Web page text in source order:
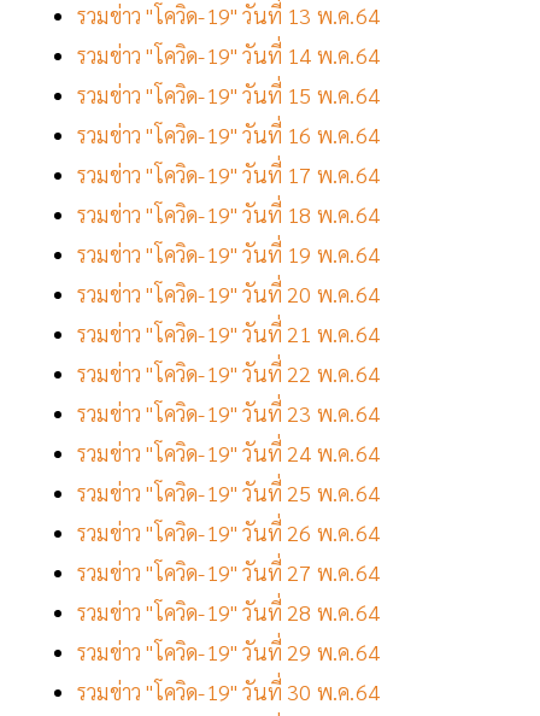
รวมข่าว "โควิด-19" วันที่ 13 พ.ค.64
รวมข่าว "โควิด-19" วันที่ 14 พ.ค.64
รวมข่าว "โควิด-19" วันที่ 15 พ.ค.64
รวมข่าว "โควิด-19" วันที่ 16 พ.ค.64
รวมข่าว "โควิด-19" วันที่ 17 พ.ค.64
รวมข่าว "โควิด-19" วันที่ 18 พ.ค.64
รวมข่าว "โควิด-19" วันที่ 19 พ.ค.64
รวมข่าว "โควิด-19" วันที่ 20 พ.ค.64
รวมข่าว "โควิด-19" วันที่ 21 พ.ค.64
รวมข่าว "โควิด-19" วันที่ 22 พ.ค.64
รวมข่าว "โควิด-19" วันที่ 23 พ.ค.64
รวมข่าว "โควิด-19" วันที่ 24 พ.ค.64
รวมข่าว "โควิด-19" วันที่ 25 พ.ค.64
รวมข่าว "โควิด-19" วันที่ 26 พ.ค.64
รวมข่าว "โควิด-19" วันที่ 27 พ.ค.64
รวมข่าว "โควิด-19" วันที่ 28 พ.ค.64
รวมข่าว "โควิด-19" วันที่ 29 พ.ค.64
รวมข่าว "โควิด-19" วันที่ 30 พ.ค.64